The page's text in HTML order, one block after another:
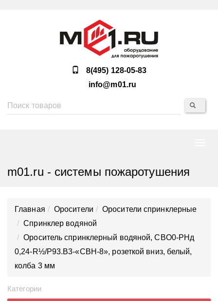
8(495) 128-05-83
info@m01.ru
m01.ru - системы пожаротушения
Главная Оросители
Оросители спринклерные
Спринклер водяной
Ороситель спринклерный водяной, CBO0-PНд
0,24-R½/P93.B3-«CBН-8», розеткой вниз, белый,
колба 3 мм
Категории